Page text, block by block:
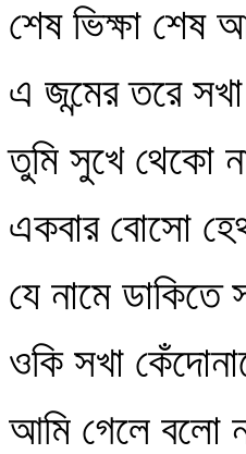
শেষ ভিক্ষা
এ জন্মের তরে
তুমি সুখে থেকো
একবার বোসো
যে নামে
ওকি সখা
আমি গেলে বলো